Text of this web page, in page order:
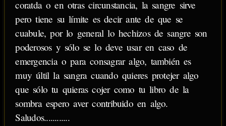
coratda o en otras circunstancia, la sangre sirve
pero tiene su límite es decir ante de que se
cuabule, por lo general lo hechizos de sangre son
poderosos y sólo se lo deve usar en caso de
emergencia o para consagrar algo, también es
muy últil la sangra cuando quieres protejer algo
que sólo tu quieras cojer como tu libro de la
sombra espero aver contribuido en algo.
Saludos............